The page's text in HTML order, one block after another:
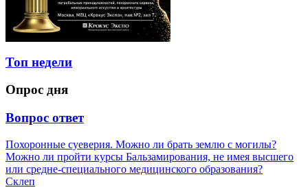
Топ недели
Опрос дня
Вопрос ответ
Похоронные суеверия. Можно ли брать землю с могилы?
Можно ли пройти курсы Бальзамирования, не имея высшего
или средне-специального медицинского образования?
Склеп